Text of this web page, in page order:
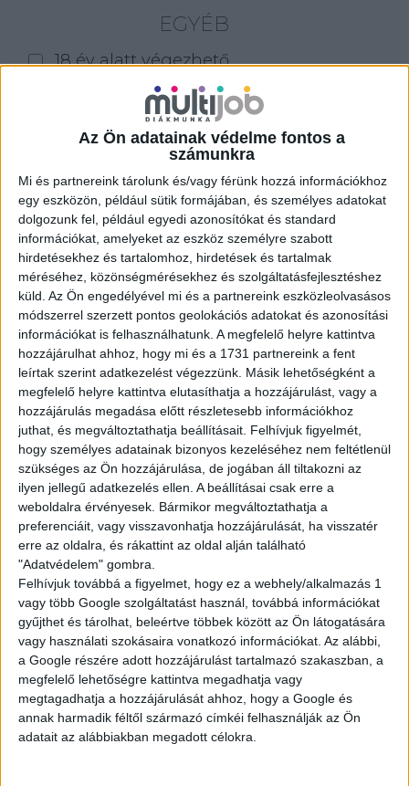
Az Ön adatainak védelme fontos a
számunkra
Mi és partnereink tárolunk és/vagy férünk hozzá információkhoz
egy eszközön, például sütik formájában, és személyes adatokat
dolgozunk fel, például egyedi azonosítókat és standard
információkat, amelyeket az eszköz személyre szabott
hirdetésekhez és tartalomhoz, hirdetések és tartalmak
méréséhez, közönségmérésekhez és szolgáltatásfejlesztéshez
küld. Az Ön engedélyével mi és a partnereink eszközleolvasásos
módszerrel szerzett pontos geolokációs adatokat és azonosítási
információkat is felhasználhatunk. A megfelelő helyre kattintva
hozzájárulhat ahhoz, hogy mi és a 1731 partnereink a fent
leírtak szerint adatkezelést végezzünk. Másik lehetőségként a
megfelelő helyre kattintva elutasíthatja a hozzájárulást, vagy a
hozzájárulás megadása előtt részletesebb információkhoz
juthat, és megváltoztathatja beállításait. Felhívjuk figyelmét,
hogy személyes adatainak bizonyos kezeléséhez nem feltétlenül
szükséges az Ön hozzájárulása, de jogában áll tiltakozni az
ilyen jellegű adatkezelés ellen. A beállításai csak erre a
weboldalra érvényesek. Bármikor megváltoztathatja a
preferenciáit, vagy visszavonhatja hozzájárulását, ha visszatér
erre az oldalra, és rákattint az oldal alján található
"Adatvédelem" gombra.
Felhívjuk továbbá a figyelmet, hogy ez a webhely/alkalmazás 1
vagy több Google szolgáltatást használ, továbbá információkat
gyűjthet és tárolhat, beleértve többek között az Ön látogatására
vagy használati szokásaira vonatkozó információkat. Az alábbi,
a Google részére adott hozzájárulást tartalmazó szakaszban, a
megfelelő lehetőségre kattintva megadhatja vagy
megtagadhatja a hozzájárulását ahhoz, hogy a Google és
annak harmadik féltől származó címkéi felhasználják az Ön
adatait az alábbiakban megadott célokra.
VEVŐSZOLGÁLATI
MUNKA
Budapest XXI. kerület
18 év alatt nem végezhető
2.186,-Ft/óra
EGYÉB
18 év alatt végezhető
for foreigners (külföldieknek)
homeoffice
Szűrés